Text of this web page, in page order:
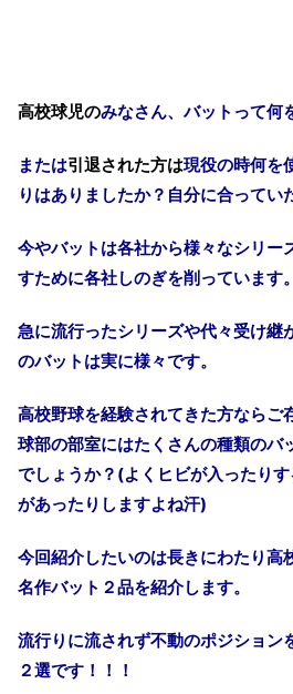
高校球児のみなさん、バットって何
または引退された方は現役の時何を
りはありましたか？自分に合ってい
今やバットは各社から様々なシリー
すために各社しのぎを削っています。
急に流行ったシリーズや代々受け継
のバットは実に様々です。
高校野球を経験されてきた方ならご
球部の部室にはたくさんの種類のバ
でしょうか？ (よくヒビが入ったり
があったりしますよね汗)
今回紹介したいのは長きにわたり高
名作バット２品を紹介します。
流行りに流されず不動のポジション
２選です！！！